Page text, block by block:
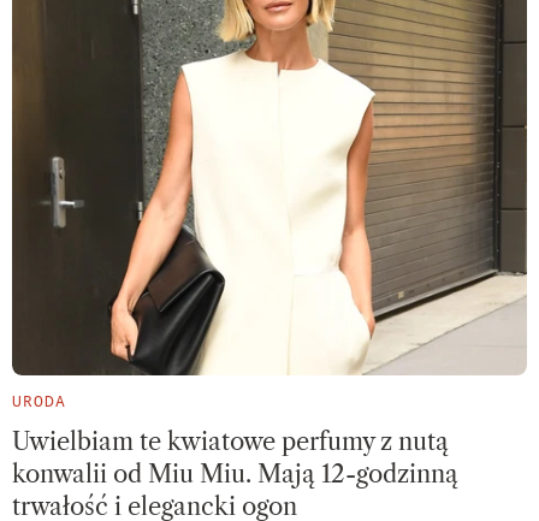
URODA
Uwielbiam te kwiatowe perfumy z nutą
konwalii od Miu Miu. Mają 12-godzinną
trwałość i elegancki ogon